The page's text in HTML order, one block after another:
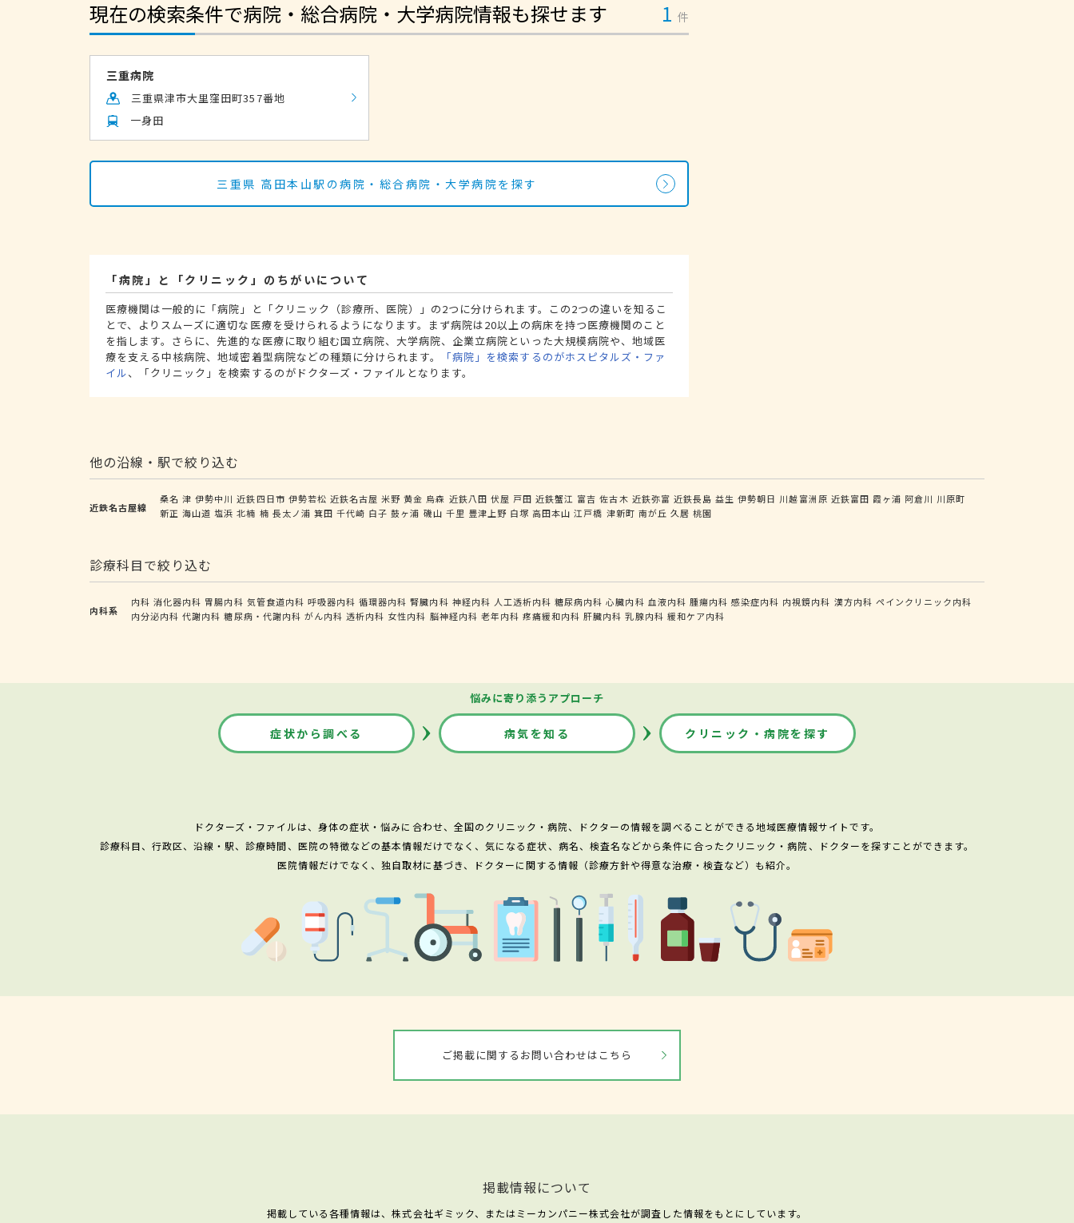
現在の検索条件で病院・総合病院・大学病院情報も探せます 1 件
三重病院
三重県津市大里窪田町357番地
一身田
三重県 高田本山駅の病院・総合病院・大学病院を探す
「病院」と「クリニック」のちがいについて
医療機関は一般的に「病院」と「クリニック（診療所、医院）」の2つに分けられます。この2つの違いを知るこ
とで、よりスムーズに適切な医療を受けられるようになります。まず病院は20以上の病床を持つ医療機関のこと
を指します。さらに、先進的な医療に取り組む国立病院、大学病院、企業立病院といった大規模病院や、地域医
療を支える中核病院、地域密着型病院などの種類に分けられます。
「病院」を検索するのがホスピタルズ・ファ
イル、「クリニック」を検索するのがドクターズ・ファイルとなります。
他の沿線・駅で絞り込む
近鉄名古屋線
桑名 津 伊勢中川 近鉄四日市 伊勢若松 近鉄名古屋 米野 黄金 烏森 近鉄八田 伏屋 戸田 近鉄蟹江 富吉 佐古木 近鉄弥富 近鉄長島 益生 伊勢朝日 川越富洲原 近鉄富田 霞ヶ浦 阿倉川 川原町
新正 海山道 塩浜 北楠 楠 長太ノ浦 箕田 千代崎 白子 鼓ヶ浦 磯山 千里 豊津上野 白塚 高田本山 江戸橋 津新町 南が丘 久居 桃園
診療科目で絞り込む
内科系
内科 消化器内科 胃腸内科 気管食道内科 呼吸器内科 循環器内科 腎臓内科 神経内科 人工透析内科 糖尿病内科 心臓内科 血液内科 腫瘍内科 感染症内科 内視鏡内科 漢方内科 ペインクリニック内科
内分泌内科 代謝内科 糖尿病・代謝内科 がん内科 透析内科 女性内科 脳神経内科 老年内科 疼痛緩和内科 肝臓内科 乳腺内科 緩和ケア内科
悩みに寄り添うアプローチ
症状から調べる 病気を知る クリニック・病院を探す
ドクターズ・ファイルは、身体の症状・悩みに合わせ、全国のクリニック・病院、ドクターの情報を調べることができる地域医療情報サイトです。
診療科目、行政区、沿線・駅、診療時間、医院の特徴などの基本情報だけでなく、気になる症状、病名、検査名などから条件に合ったクリニック・病院、ドクターを探すことができます。
医院情報だけでなく、独自取材に基づき、ドクターに関する情報（診療方針や得意な治療・検査など）も紹介。
ご掲載に関するお問い合わせはこちら
掲載情報について
掲載している各種情報は、株式会社ギミック、またはミーカンパニー株式会社が調査した情報をもとにしています。